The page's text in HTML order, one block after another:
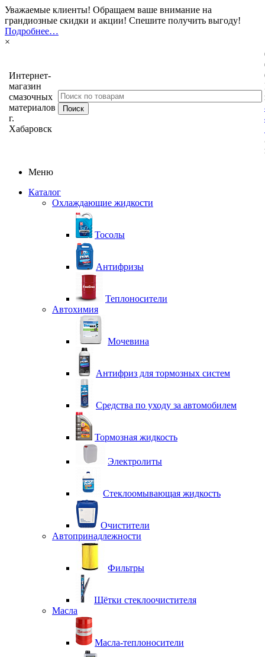
Уважаемые клиенты! Обращаем ваше внимание на
грандиозные скидки и акции! Спешите получить выгоду!
Подробнее…
×
Интернет-
магазин
смазочных
материалов
г.
Хабаровск
Меню
Каталог
Охлаждающие жидкости
Тосолы
Антифризы
Теплоносители
Автохимия
Мочевина
Антифриз для тормозных систем
Средства по уходу за автомобилем
Тормозная жидкость
Электролиты
Стеклоомывающая жидкость
Очистители
Автопринадлежности
Фильтры
Щётки стеклоочистителя
Масла
Масла-теплоносители